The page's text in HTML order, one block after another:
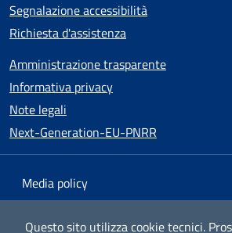
Questo sito utilizza cookie tecnici.
Segnalazione accessibilità
Richiesta d'assistenza
Amministrazione trasparente
Informativa privacy
Note legali
Next-Generation-EU-PNRR
Media policy